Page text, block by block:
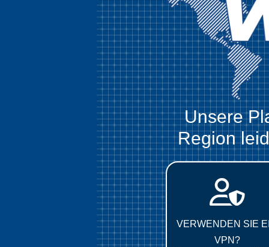
Unsere
Region
VERWENDEN SIE
VPN?